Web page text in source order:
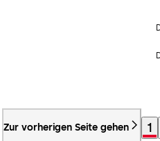
Zur vorherigen Seite gehen 1